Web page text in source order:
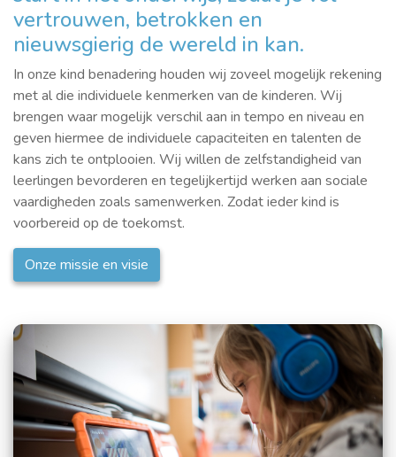
vertrouwen, betrokken en
nieuwsgierig de wereld in kan.
In onze kind benadering houden wij zoveel mogelijk rekening
met al die individuele kenmerken van de kinderen. Wij
brengen waar mogelijk verschil aan in tempo en niveau en
geven hiermee de individuele capaciteiten en talenten de
kans zich te ontplooien. Wij willen de zelfstandigheid van
leerlingen bevorderen en tegelijkertijd werken aan sociale
vaardigheden zoals samenwerken. Zodat ieder kind is
voorbereid op de toekomst.
Onze missie en visie